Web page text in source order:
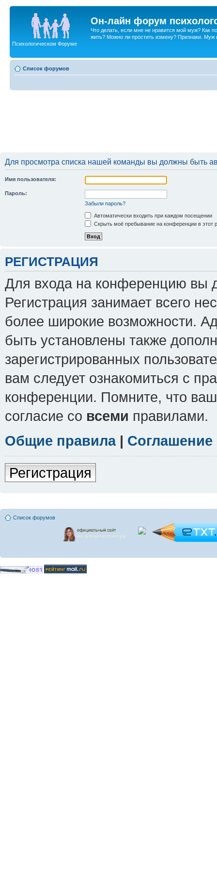
Он-лайн форум
Что делать, если мне не нравится мой муж? Как
жить? Можно ли простить измену? Признаки. Муж
Психологическом Форуме
Список форумов
Для просмотра списка нашей команды вы должны быть
Имя пользователя:
Пароль:
Забыли пароль?
Автоматически входить при каждом посещении
Скрыть моё пребывание на конференции в этот
РЕГИСТРАЦИЯ
Для входа на конференцию вы
Регистрация занимает всего
более широкие возможности.
быть установлены также
зарегистрированных
вам следует ознакомиться с
конференции. Помните, что
согласие со всеми правилами.
Общие правила|
Регистрация
Список форумов